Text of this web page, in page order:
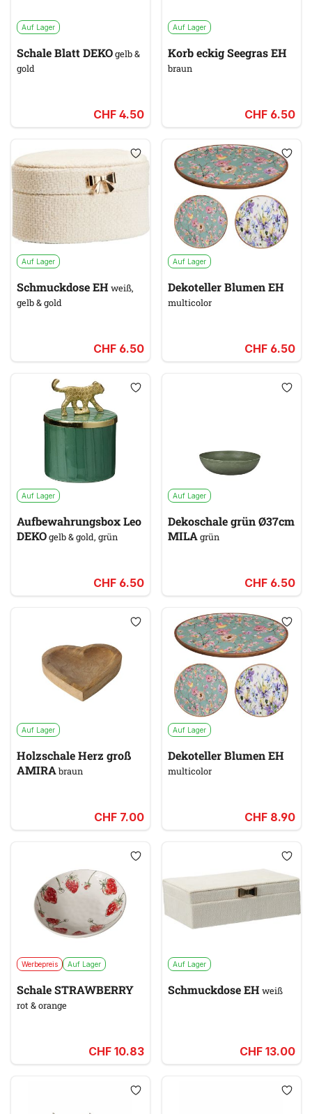
Auf Lager
Schale Blatt DEKOgelb &
gold
CHF 4.50
Auf Lager
Korb eckig Seegras EH
braun
CHF 6.50
Auf Lager
Schmuckdose EH weiß,
gelb & gold
CHF 6.50
Auf Lager
Dekoteller Blumen EH
multicolor
CHF 6.50
Auf Lager
Aufbewahrungsbox Leo
DEKOgelb & gold, grün
CHF 6.50
Auf Lager
Dekoschale grün Ø37cm
MILAgrün
CHF 6.50
Auf Lager
Holzschale Herz groß
AMIRAbraun
CHF 7.00
Auf Lager
Dekoteller Blumen EH
multicolor
CHF 8.90
Werbepreis Auf Lager
Schale STRAWBERRY
rot & orange
CHF 10.83
Auf Lager
Schmuckdose EH weiß
CHF 13.00